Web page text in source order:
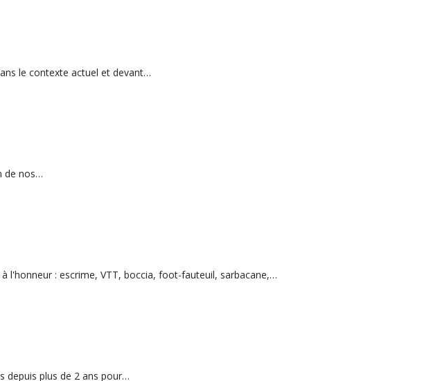
le contexte actuel et devant…
de nos…
l'honneur : escrime, VTT, boccia, foot-fauteuil, sarbacane,…
depuis plus de 2 ans pour…